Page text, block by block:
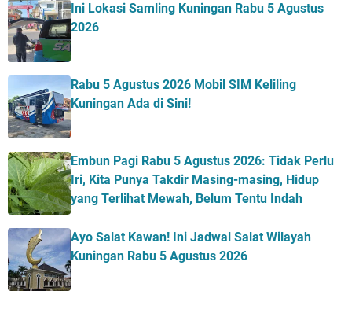
Ini Lokasi Samling Kuningan Rabu 5 Agustus
2026
Rabu 5 Agustus 2026 Mobil SIM Keliling
Kuningan Ada di Sini!
Embun Pagi Rabu 5 Agustus 2026: Tidak Perlu
Iri, Kita Punya Takdir Masing-masing, Hidup
yang Terlihat Mewah, Belum Tentu Indah
Ayo Salat Kawan! Ini Jadwal Salat Wilayah
Kuningan Rabu 5 Agustus 2026